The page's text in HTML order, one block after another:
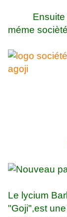
Ensuite je
méme
Les
Voilà
Le lycium
"Goji",est